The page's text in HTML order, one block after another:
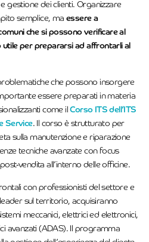
gestione dei clienti. Organizzare
semplice, ma essere a
che si possono verificare al
per prepararsi ad affrontarli al
che possono insorgere
essere preparati in materia
come ilCorso ITS dell’ITS
Service. Il corso è strutturato per
sulla manutenzione e riparazione
tecniche avanzate con focus
vendita all’interno delle officine.
con professionisti del settore e
sul territorio, acquisiranno
meccanici, elettrici ed elettronici,
avanzati (ADAS). Il programma